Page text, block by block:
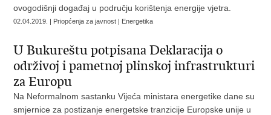
ovogodišnji događaj u području korištenja energije vjetra.
02.04.2019. | Priopćenja za javnost | Energetika
U Bukureštu potpisana Deklaracija o
održivoj i pametnoj plinskoj infrastrukturi
za Europu
Na Neformalnom sastanku Vijeća ministara energetike dane su
smjernice za postizanje energetske tranzicije Europske unije u